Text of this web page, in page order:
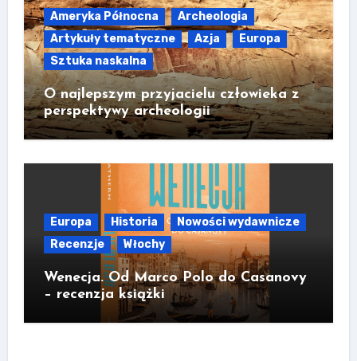
Ameryka Północna
Archeologia
Artykuły tematyczne
Azja
Europa
Sztuka naskalna
O najlepszym przyjacielu człowieka z
perspektywy archeologii
Europa Historia
Nowości wydawnicze
Recenzje
Włochy
Wenecja. Od Marco Polo do Casanovy
– recenzja książki